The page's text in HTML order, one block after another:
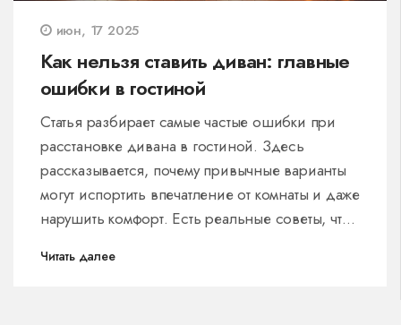
июн, 17 2025
Как нельзя ставить диван: главные
ошибки в гостиной
Статья разбирает самые частые ошибки при
расстановке дивана в гостиной. Здесь
рассказывается, почему привычные варианты
могут испортить впечатление от комнаты и даже
нарушить комфорт. Есть реальные советы, что
которые помогут обустроить пространство
Читать далее